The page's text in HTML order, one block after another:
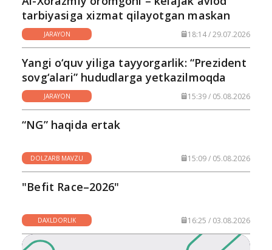
tarbiyasiga xizmat qilayotgan maskan
JARAYON 18:14 / 29.07.2026
Yangi o‘quv yiliga tayyorgarlik: “Prezident
sovg‘alari” hududlarga yetkazilmoqda
JARAYON 15:39 / 05.08.2026
“NG” haqida ertak
DOLZARB MAVZU 15:09 / 05.08.2026
"Befit Race–2026"
DAXLDORLIK 16:25 / 03.08.2026